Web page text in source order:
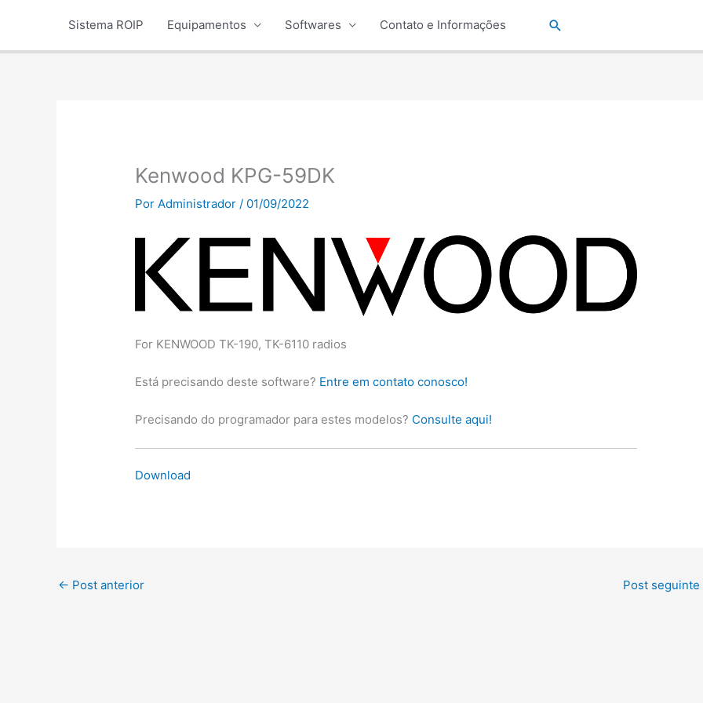
Sistema ROIP Equipamentos Softwares Contato e Informações Pesquisar
Kenwood KPG-59DK
PorAdministrador/ 01/09/2022
For KENWOOD TK-190, TK-6110 radios
Está precisando deste software? Entre em contato conosco!
Precisando do programador para estes modelos? Consulte aqui!
Download
← Post anterior Post seguinte